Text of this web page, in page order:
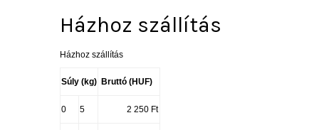
Házhoz szállítás
Házhoz szállítás
Súly (kg) Bruttó (HUF)
0 5 2 250 Ft